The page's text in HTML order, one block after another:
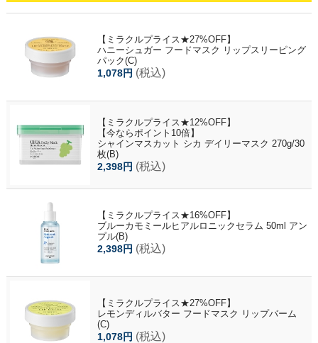
【ミラクルプライス★27%OFF】
ハニーシュガー フードマスク リップスリーピング
パック(C)
1,078円 (税込)
【ミラクルプライス★12%OFF】
【今ならポイント10倍】
シャインマスカット シカ デイリーマスク 270g/30
枚(B)
2,398円 (税込)
【ミラクルプライス★16%OFF】
ブルーカモミールヒアルロニックセラム 50ml アン
プル(B)
2,398円 (税込)
【ミラクルプライス★27%OFF】
レモンディルバター フードマスク リップバーム
(C)
1,078円 (税込)